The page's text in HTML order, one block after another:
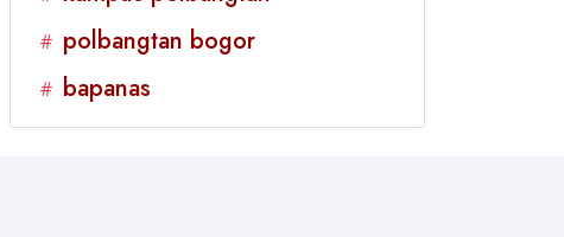
# polbangtan bogor
# bapanas